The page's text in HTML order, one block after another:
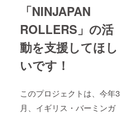
「NINJAPAN
ROLLERS」の活
動を支援してほし
いです！
このプロジェクトは、今年3
月、イギリス・バーミンガ